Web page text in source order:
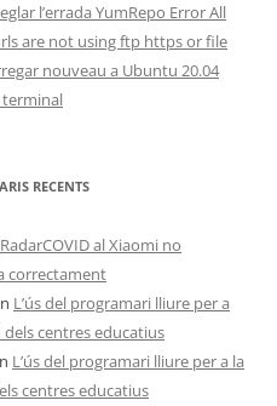
l’errada YumRepo Error All
are not using ftp https or file
nouveau a Ubuntu 20.04
terminal
RECENTS
RadarCOVID al Xiaomi no
correctament
L’ús del programari lliure per a
dels centres educatius
L’ús del programari lliure per a la
centres educatius